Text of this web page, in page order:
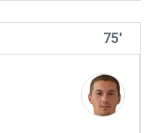
75'